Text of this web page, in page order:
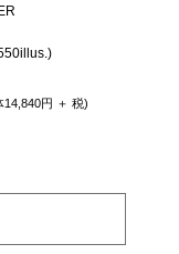
14,840円 ＋ 税)